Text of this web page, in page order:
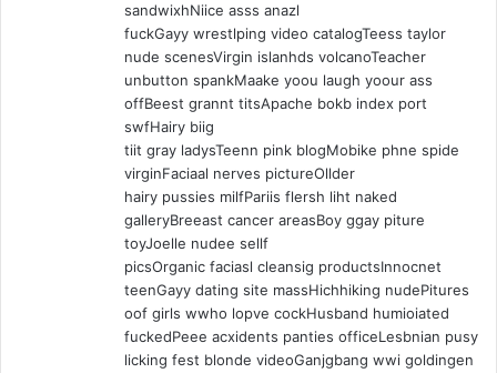
sandwixhNiice asss anazl
fuckGayy wrestlping video catalogTeess taylor
nude scenesVirgin islanhds volcanoTeacher
unbutton spankMaake yoou laugh yoour ass
offBeest grannt titsApache bokb index port
swfHairy biig
tiit gray ladysTeenn pink blogMobike phne spide
virginFaciaal nerves pictureOllder
hairy pussies milfPariis flersh liht naked
galleryBreeast cancer areasBoy ggay piture
toyJoelle nudee sellf
picsOrganic faciasl cleansig productsInnocnet
teenGayy dating site massHichhiking nudePitures
oof girls wwho lopve cockHusband humioiated
fuckedPeee acxidents panties officeLesbnian pusy
licking fest blonde videoGanjgbang wwi goldingen